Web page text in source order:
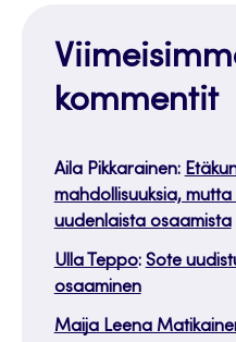
kommentit
Aila Pikkarainen:
mahdollisuuksia, mutta
uudenlaista osaamista
Ulla Teppo: Sote
osaaminen
Maija Leena